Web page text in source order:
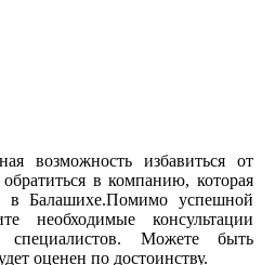
возможность избавиться от
в компанию, которая
в Балашихе.Помимо успешной
необходимые консультации
специалистов. Можете быть
оценен по достоинству.